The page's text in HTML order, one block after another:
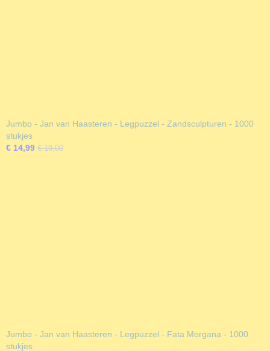
Jumbo - Jan van Haasteren - Legpuzzel - Zandsculpturen - 1000
stukjes
€ 14,99 € 19,00
Jumbo - Jan van Haasteren - Legpuzzel - Fata Morgana - 1000
stukjes